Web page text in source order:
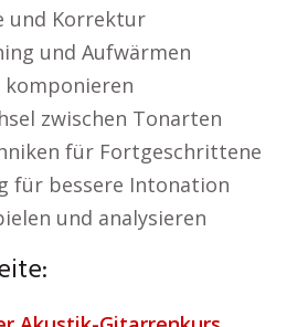
und Korrektur
und Aufwärmen
komponieren
zwischen Tonarten
für Fortgeschrittene
für bessere Intonation
und analysieren